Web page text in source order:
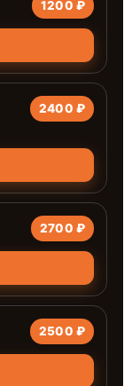
1200 ₽
2400 ₽
2700 ₽
2500 ₽